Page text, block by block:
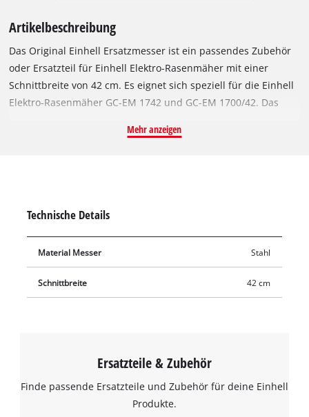
Artikelbeschreibung
Das Original Einhell Ersatzmesser ist ein passendes Zubehör
oder Ersatzteil für Einhell Elektro-Rasenmäher mit einer
Schnittbreite von 42 cm. Es eignet sich speziell für die Einhell
Elektro-Rasenmäher GC-EM 1742 und GC-EM 1700/42. Das
scharf geschliffenen Schneiden erzielt hervorragende
Ersatzmesser mäht der Rasenmäher wieder sauber und
gründlich.
Mehr anzeigen
Technische Details
Material Messer Stahl
Schnittbreite 42 cm
Ersatzteile & Zubehör
Finde passende Ersatzteile und Zubehör für deine Einhell
Produkte.